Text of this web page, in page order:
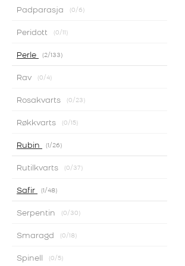
Padparasja 0/6
Peridott 0/11
Perle 2/133
Rav 0/4
Rosakvarts 0/23
Røkkvarts 0/15
Rubin 1/26
Rutilkvarts 0/37
Safir 1/48
Serpentin 0/30
Smaragd 0/18
Spinell 0/5